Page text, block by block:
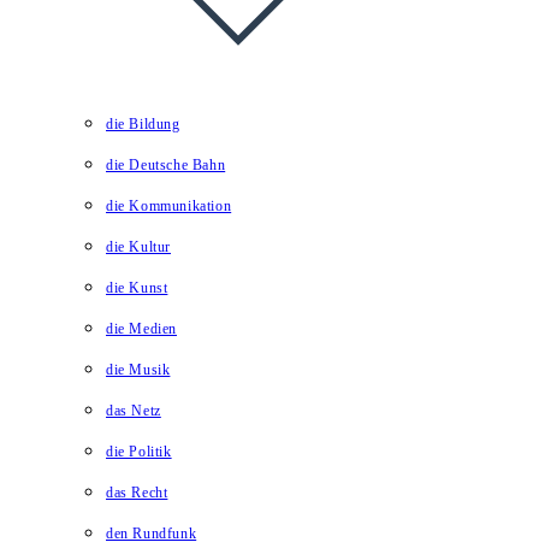
die Bildung
die Deutsche Bahn
die Kommunikation
die Kultur
die Kunst
die Medien
die Musik
das Netz
die Politik
das Recht
den Rundfunk